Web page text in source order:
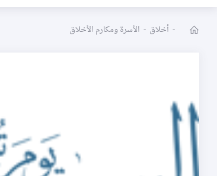
- أخلاق - الأسرة ومكارم الأخلاق